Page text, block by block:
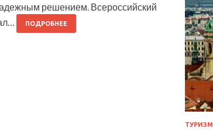
решением. Всероссийский
ПОДРОБНЕЕ
ТУРИЗМ